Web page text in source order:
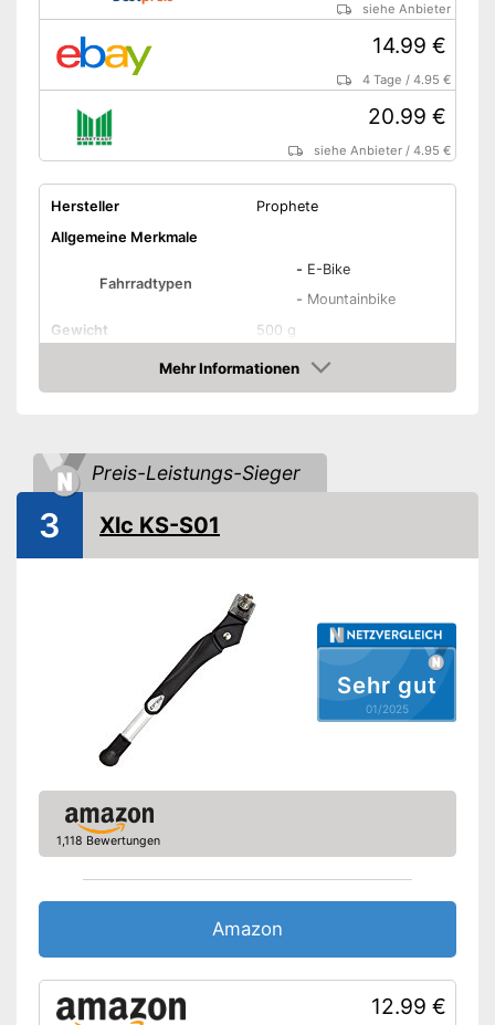
siehe Anbieter
14.99 €
4 Tage /4.95 €
20.99 €
siehe Anbieter /4.95 €
Hersteller
Prophete
Allgemeine Merkmale
Fahrradtypen
- E-Bike
- Mountainbike
Gewicht
500 g
Aluminium
Maße
7 x 20 x 36 cm
Höhenverstellbar
Montageart
Mehr Informationen
Amazon
Preis-Leistungs-Sieger
Sehr gut
01/2025
3 Xlc KS-S01
1,118 Bewertungen
Amazon
12.99 €